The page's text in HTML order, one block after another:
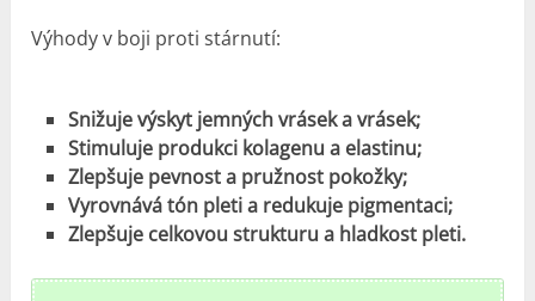
Výhody v boji proti stárnutí:
Snižuje výskyt jemných vrásek a vrásek;
Stimuluje produkci kolagenu a elastinu;
Zlepšuje pevnost a pružnost pokožky;
Vyrovnává tón pleti a redukuje pigmentaci;
Zlepšuje celkovou strukturu a hladkost pleti.